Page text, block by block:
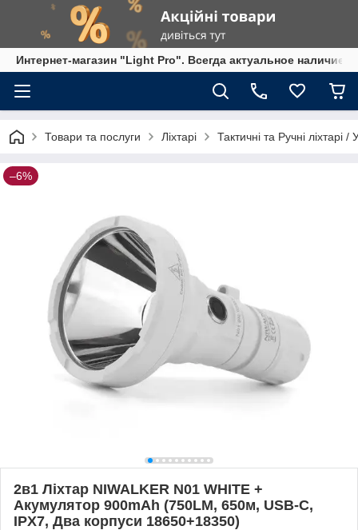
Интернет-магазин "Light Pro". Всегда актуальное
Товари та послуги Ліхтарі Тактичні та Ручні ліхтарі /
–6%
2в1 Ліхтар NIWALKER N01 WHITE +
Акумулятор 900mAh (750LM, 650м, USB-C,
IPX7, Два корпуси 18650+18350)